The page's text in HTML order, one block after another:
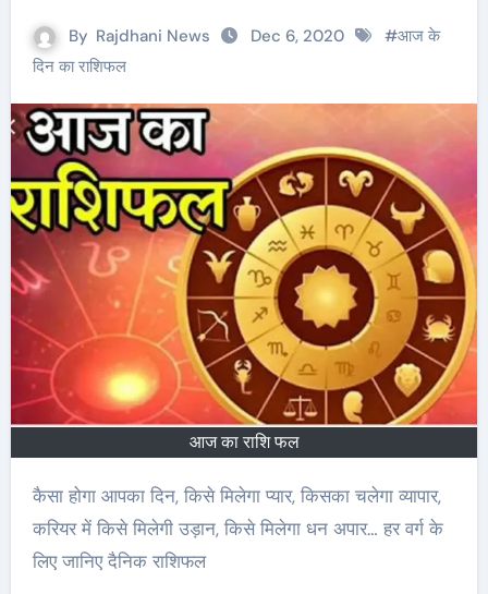
By Rajdhani News Dec 6, 2020 #आज के
दिन का राशिफल
आज का राशि फल
कैसा होगा आपका दिन, किसे मिलेगा प्यार, किसका चलेगा व्यापार,
करियर में किसे मिलेगी उड़ान, किसे मिलेगा धन अपार… हर वर्ग के
लिए जानिए दैनिक राशिफल